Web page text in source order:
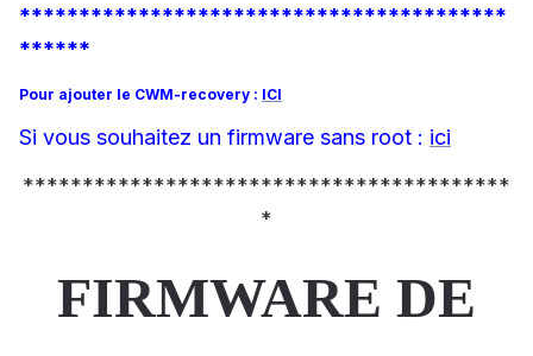
*****************************************
******
Pour ajouter le CWM-recovery : ICI
Si vous souhaitez un firmware sans root : ici
*****************************************
*
FIRMWARE DE